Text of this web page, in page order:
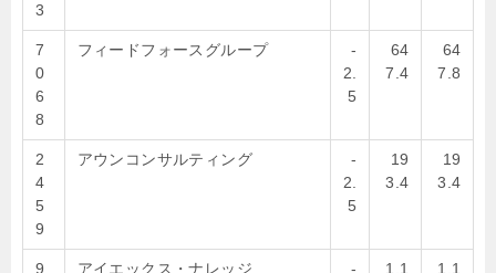
3
7
0
6
8
フィードフォースグループ
-
2.
5
64
7.4
64
7.8
2
4
5
9
アウンコンサルティング
-
2.
5
19
3.4
19
3.4
9
アイエックス・ナレッジ
-
1,1
1,1